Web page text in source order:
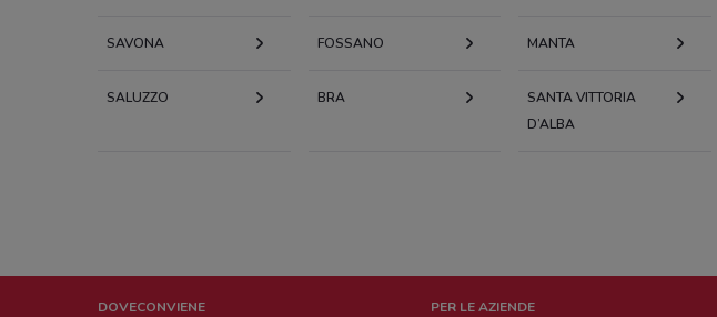
SAVONA FOSSANO MANTA
SALUZZO BRA
SANTA VITTORIA
D’ALBA
DOVECONVIENE PER LE AZIENDE